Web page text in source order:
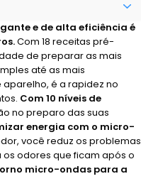
e de alta eficiência é
Com 18 receitas pré-
de preparar as mais
até as mais
é a rapidez no
Com 10 níveis de
no preparo das suas
energia com o micro-
você reduz os problemas
odores que ficam após o
micro-ondas para a